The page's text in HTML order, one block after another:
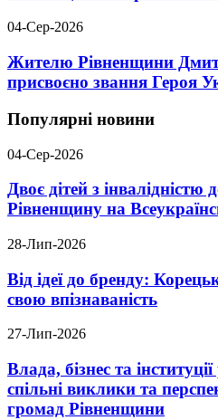
04-Сер-2026
Жителю Рівненщини
присвоєно звання Героя
Популярні новини
04-Сер-2026
Двоє дітей з інвалідністю
Рівненщину на
28-Лип-2026
Від ідеї до бренду:
свою впізнаваність
27-Лип-2026
Влада, бізнес та
спільні виклики та
громад Рівненщини